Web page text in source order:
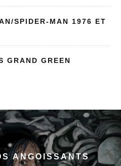
SPIDER-MAN 1976 ET
GRAND GREEN
ANGOISSANTS